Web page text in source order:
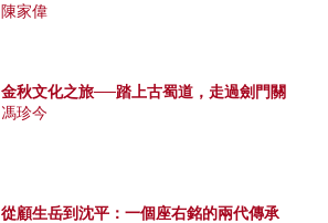
陳家偉
金秋文化之旅──踏上古蜀道，走過劍門關
馮珍今
從顧生岳到沈平：一個座右銘的兩代傳承